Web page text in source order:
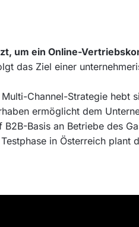
um ein Online-
das Ziel einer
Channel-Strategie
ermöglicht dem
Basis an Betriebe des
in Österreich plant